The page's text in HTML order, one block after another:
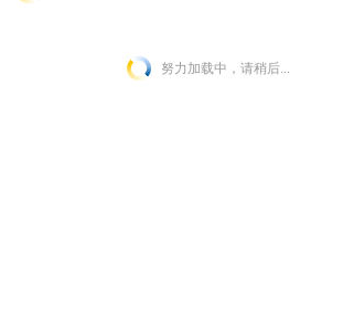
努力加载中，请稍后...